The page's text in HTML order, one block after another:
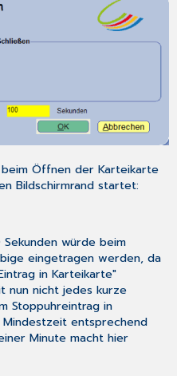
Öffnen der Karteikarte
Bildschirmrand startet:
würde beim
eingetragen werden, da
in Karteikarte"
nun nicht jedes kurze
Stoppuhreintrag in
Mindestzeit entsprechend
Minute macht hier